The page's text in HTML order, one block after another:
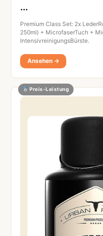
…
Premium Class Set: 2x
250ml) + MicrofaserTuch +
IntensivreinigungsBürste.
Ansehen →
Preis-Leistung